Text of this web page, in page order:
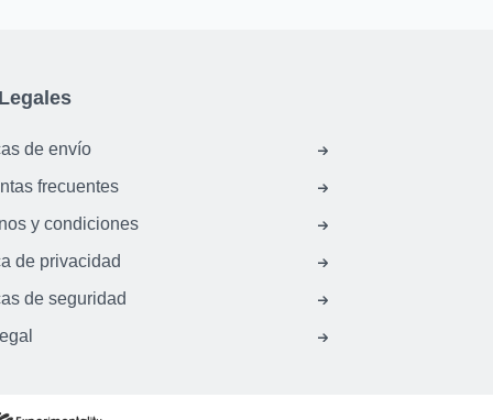
de envío
frecuentes
y condiciones
de privacidad
de seguridad